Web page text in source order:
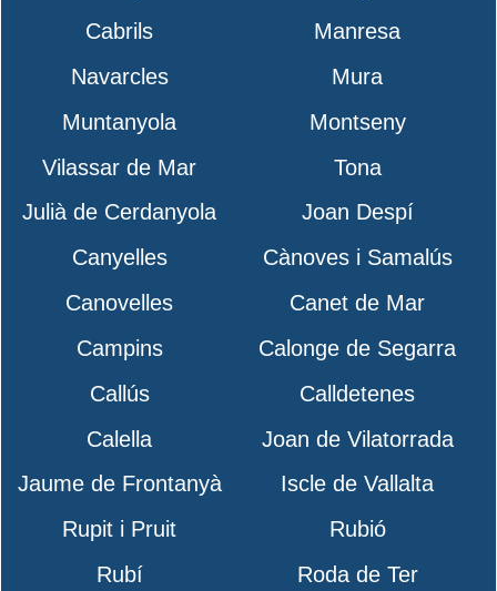
Cabrils
Manresa
Navarcles
Mura
Muntanyola
Montseny
Vilassar de Mar
Tona
Julià de Cerdanyola
Joan Despí
Canyelles
Cànoves i Samalús
Canovelles
Canet de Mar
Campins
Calonge de Segarra
Callús
Calldetenes
Calella
Joan de Vilatorrada
Jaume de Frontanyà
Iscle de Vallalta
Rupit i Pruit
Rubió
Rubí
Roda de Ter